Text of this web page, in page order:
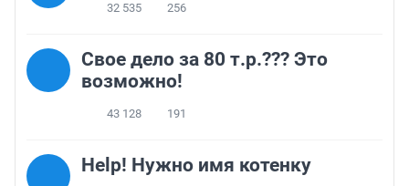
32 535 256
Свое дело за 80 т.р.??? Это
возможно!
43 128 191
Help! Нужно имя котенку